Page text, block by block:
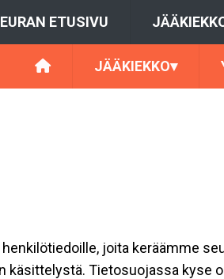
ETUSIVU
JÄÄKIEKKO▾
joita keräämme
käsittelystä. Tietosuojassa